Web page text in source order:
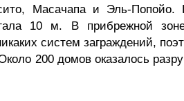
Масачапа и Эль-Попойо.
10 м. В прибрежной
систем заграждений,
200 домов оказалось